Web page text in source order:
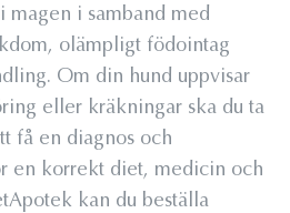
magen i samband med
olämpligt födointag
Om din hund uppvisar
eller kräkningar ska du ta
få en diagnos och
en korrekt diet, medicin och
kan du beställa